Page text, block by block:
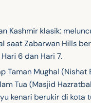
Kashmir klasik:
saat Zabarwan Hills
6 dan Hari 7.
Taman Mughal (Nishat
Tua (Masjid
kenari berukir di kota